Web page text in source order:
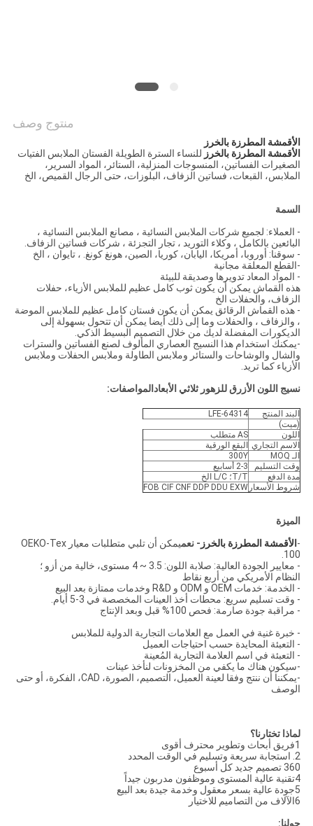
منتوج وصف
الأقمشة المطرزة بالخرز
الأقمشة المطرزة بالخرز للنساء السترة الطويلة الفستان الملابس الفتيات
الصغيرات الفساتين، المنسوجات المنزلية، الستائر، المواد السرير،
الملابس، القبعات، فساتين الزفاف، البلوزات، حتى الرجال القميص، الخ
السمة
- العملاء: لجميع شركات الملابس النسائية ، مصانع الملابس النسائية ،
البائعين بالكامل ، وكلاء التوريد ، تجار التجزئة ، شركات فساتين الزفاف.
- سوقنا: أوروبا، أمريكا، اليابان، كوريا، الصين، هونغ كونغ. ، تايوان ، الخ
-القطع المعلقة مجانية
- المواد المعاد تدويرها وصديقة للبيئة
هذه القماش يمكن أن يكون ثوب كامل عظيم للملابس الأزياء، حفلات
الزفاف، والحفلات الخ
- هذه القماش الرقائق يمكن أن يكون فستان كامل عظيم للملابس الموضة
، والزفاف ، والحفلات وما إلى ذلك أيضا يمكن أن تتحول بسهولة إلى
الديكورات المفضلة لديك من خلال التصميم البسيط الذكي.
-يمكنك استخدام هذا النسيج العصاري المألوف لصنع الفساتين والسترات
والشال والوشاحات والستائر وملابس الطاولة وملابس الحفلات وملابس
الأزياء كما تريد.
نسيج اللون الأزرق للزهور ثلاثي الأبعاد المواصفات:
البند المنتج
LFE-64314
(ميت)
اللون
AS متطلب
الاسم التجاري
البقع الورقية
الـ MOQ
300Y
وقت التسليم
2-3 أسابيع
مدة الدفع
T/T؛ L/C الخ
شروط الأسعار FOB CIF CNF DDP DDU EXW
الميزة
- الأقمشة المطرزة بالخرز - نعم
يمكن أن تلبي متطلبات معيار OEKO-Tex
100.
- معايير الجودة العالية: صلابة اللون: 3.5 ~ 4 مستوى، خالية من أزو ؛
النظام الأمريكي من أربع نقاط
- الخدمة: خدمات OEM و ODM و R&D وخدمات ممتازة بعد البيع
- وقت تسليم سريع: محطات أخذ العينات المخصصة في 3-5 أيام.
- مراقبة جودة صارمة: فحص 100% قبل وبعد الإنتاج
- خبرة غنية في العمل مع العلامات التجارية الدولية للملابس
- التعبئة المحايدة حسب احتياجات العميل
- التعبئة في اسم العلامة التجارية المُعينة
-سيكون هناك ما يكفي من المخزونات لنأخذ عينات
-يمكننا أن ننتج وفقا لعينة العميل، التصميم، الصورة، CAD، الفكرة، أو حتى
الوصف
لماذا تختارنا؟
1فريق أبحاث وتطوير محترف أقوى
2. استجابة سريعة وتسليم في الوقت المحدد
360 تصميم جديد كل أسبوع
4تقنية عالية المستوى وموظفون مدربون جيداً
5جودة عالية بسعر معقول وخدمة جيدة بعد البيع
6الآلاف من التصاميم للاختيار
حولنا: